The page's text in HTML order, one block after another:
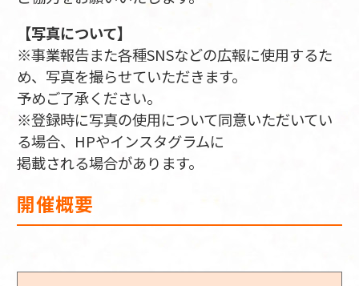
【写真について】
※事業報告また各種SNSなどの広報に使用するた
め、写真を撮らせていただきます。
予めご了承ください。
※登録時に写真の使用について同意いただいてい
る場合、HPやインスタグラムに
掲載される場合があります。
開催概要